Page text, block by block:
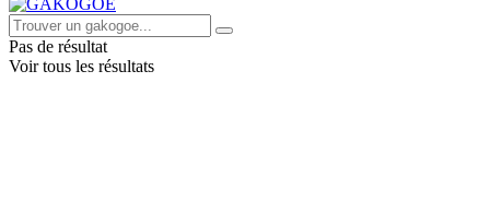
Pas de résultat
Voir tous les résultats